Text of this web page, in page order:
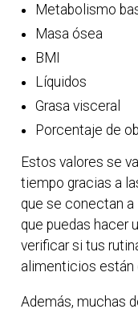
Metabolismo
Masa ósea
BMI
Líquidos
Grasa visceral
Porcentaje de
Estos valores se
tiempo gracias a
que se conectan
que puedas hacer
verificar si tus
alimenticios están
Además, muchas